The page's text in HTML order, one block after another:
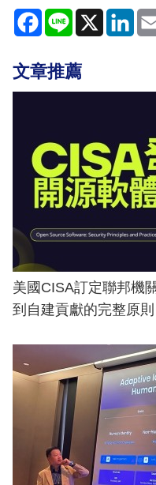
Facebook
Line X
文章推薦
美國CISA訂定聯邦機
到自建貢獻的完整原則